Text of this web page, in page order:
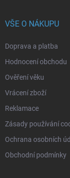
VŠE O NÁKUPU
Doprava a platba
Hodnocení obchodu
Ověření věku
Vrácení zboží
Reklamace
Zásady používání
Ochrana osobních
Obchodní podmínky